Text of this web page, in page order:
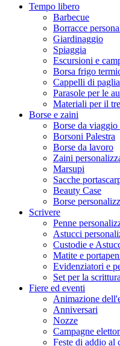
Tempo libero
Barbecue
Borracce
Giardinaggio
Spiaggia
Escursioni e
Borsa frigo
Cappelli di paglia
Parasole per le
Materiali per il
Borse e zaini
Borse da viaggio
Borsoni Palestra
Borse da lavoro
Zaini
Marsupi
Sacche
Beauty Case
Borse
Scrivere
Penne
Astucci
Custodie e
Matite e
Evidenziatori e
Set per la scrittura
Fiere ed eventi
Animazione
Anniversari
Nozze
Campagne
Feste di addio al